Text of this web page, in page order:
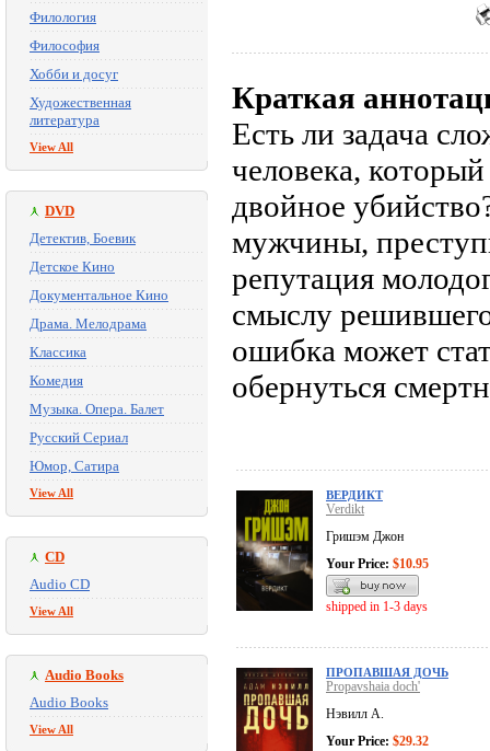
Филология
Философия
Хобби и досуг
Художественная
литература
View All
DVD
Детектив, Боевик
Детское Кино
Документальное Кино
Драма. Мелодрама
Классика
Комедия
Музыка. Опера. Балет
Русский Сериал
Юмор, Сатира
View All
CD
Audio CD
View All
Audio Books
Audio Books
View All
Краткая
Есть ли задача
человека,
двойное
мужчины,
репутация
смыслу
ошибка может
обернуться
ВЕРДИКТ
Verdikt
Гришэм Джон
Your Price: $10.95
shipped in 1-3 days
ПРОПАВШАЯ ДОЧЬ
Propavshaia doch'
Нэвилл А.
Your Price: $29.32